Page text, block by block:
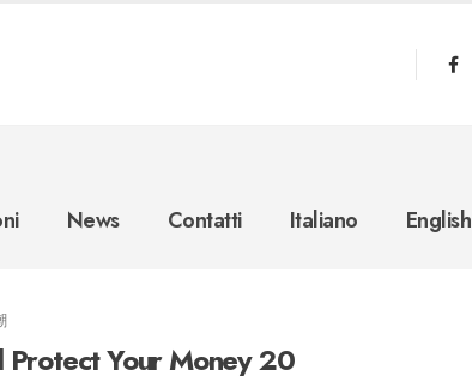
News Contatti Italiano English
Protect Your Money 20